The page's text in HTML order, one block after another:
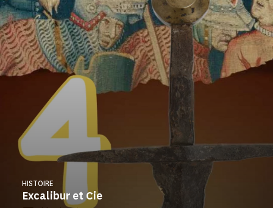
Excalibur et Cie
HISTOIRE